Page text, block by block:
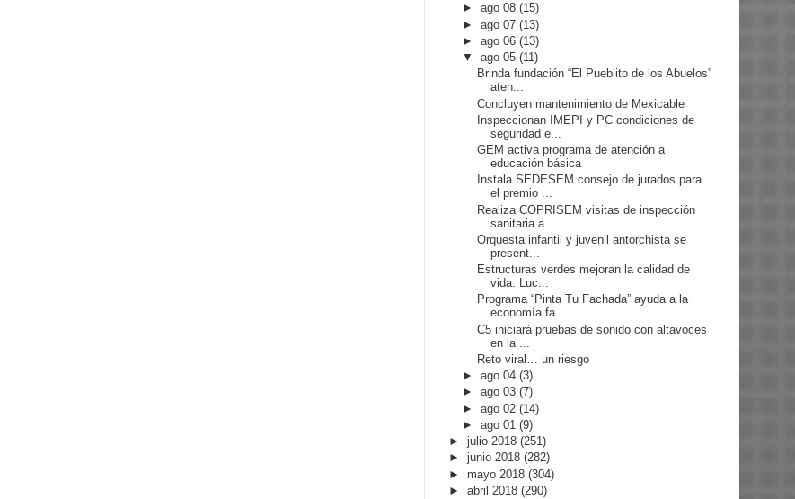
►ago 08(15)
►ago 07(13)
►ago 06(13)
▼ago 05(11)
Brinda fundación “El Pueblito de los Abuelos”
aten...
Concluyen mantenimiento de Mexicable
Inspeccionan IMEPI y PC condiciones de
seguridad e...
GEM activa programa de atención a
educación básica
Instala SEDESEM consejo de jurados para
el premio ...
Realiza COPRISEM visitas de inspección
sanitaria a...
Orquesta infantil y juvenil antorchista se
present...
Estructuras verdes mejoran la calidad de
vida: Luc...
Programa “Pinta Tu Fachada” ayuda a la
economía fa...
C5 iniciará pruebas de sonido con altavoces
en la ...
Reto viral… un riesgo
►ago 04(3)
►ago 03(7)
►ago 02(14)
►ago 01(9)
► julio 2018 (251)
► junio 2018 (282)
► mayo 2018 (304)
► abril 2018 (290)